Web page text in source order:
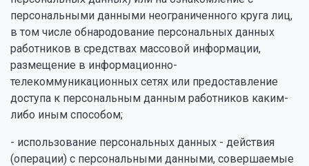
персональными данными неограниченного круга лиц,
в том числе обнародование персональных данных
работников в средствах массовой информации,
размещение в информационно-
телекоммуникационных сетях или предоставление
доступа к персональным данным работников каким-
либо иным способом;
- использование персональных данных - действия
(операции) с персональными данными, совершаемые